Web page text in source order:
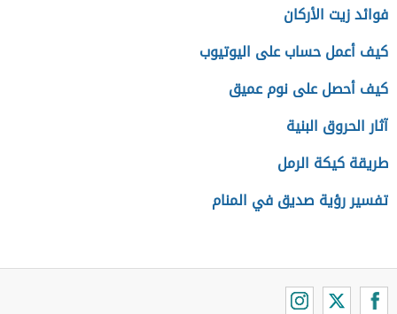
فوائد زيت الأركان
كيف أعمل حساب على اليوتيوب
كيف أحصل على نوم عميق
آثار الحروق البنية
طريقة كيكة الرمل
تفسير رؤية صديق في المنام